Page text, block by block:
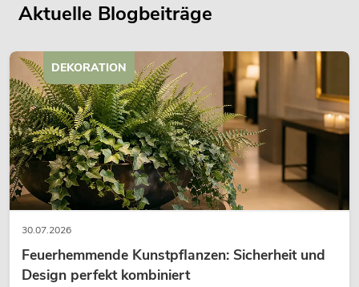
Aktuelle Blogbeiträge
30.07.2026
Feuerhemmende Kunstpflanzen: Sicherheit und
Design perfekt kombiniert
DEKORATION